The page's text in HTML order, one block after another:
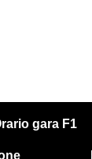
gara F1